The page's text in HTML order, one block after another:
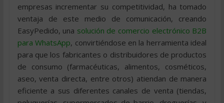
empresas incrementar su competitividad, ha tomado
ventaja de este medio de comunicación, creando
EasyPedido, una solución de comercio electrónico B2B
para WhatsApp, convirtiéndose en la herramienta ideal
para que los fabricantes o distribuidores de productos
de consumo (farmacéuticas, alimentos, cosméticos,
aseo, venta directa, entre otros) atiendan de manera
eficiente a sus diferentes canales de venta (tiendas,